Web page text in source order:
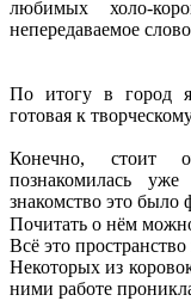
любимых холо-
непередаваемое
По итогу в город я
готовая к
Конечно, стоит
познакомилась
знакомство это было
Почитать о нём
Всё это
Некоторых из
ними работе